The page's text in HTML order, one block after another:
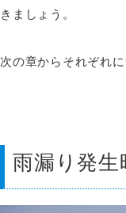
きましょう。
次の章からそれぞれ
雨漏り発